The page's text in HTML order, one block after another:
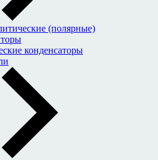
(полярные)
конденсаторы